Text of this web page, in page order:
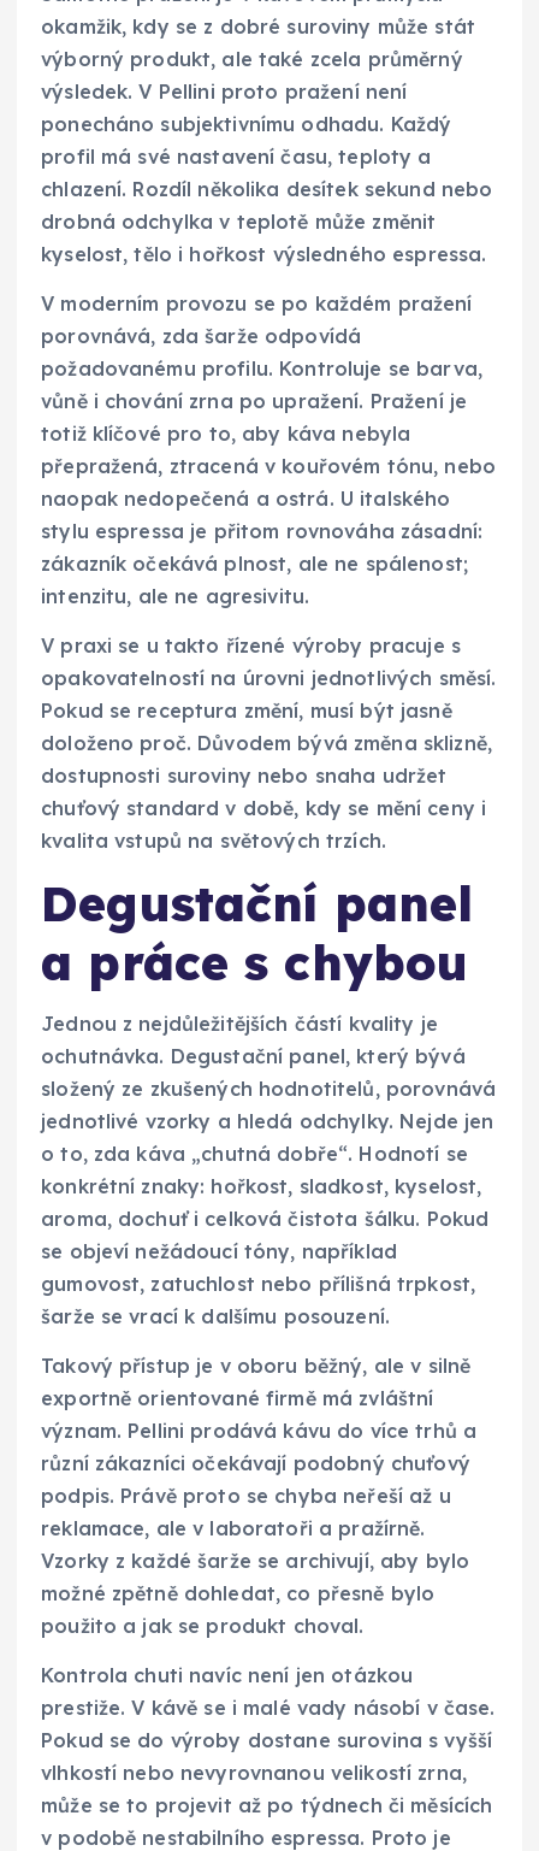
okamžik, kdy se z dobré suroviny může stát
výborný produkt, ale také zcela průměrný
výsledek. V Pellini proto pražení není
ponecháno subjektivnímu odhadu. Každý
profil má své nastavení času, teploty a
chlazení. Rozdíl několika desítek sekund nebo
drobná odchylka v teplotě může změnit
kyselost, tělo i hořkost výsledného espressa.
V moderním provozu se po každém pražení
porovnává, zda šarže odpovídá
požadovanému profilu. Kontroluje se barva,
vůně i chování zrna po upražení. Pražení je
totiž klíčové pro to, aby káva nebyla
přepražená, ztracená v kouřovém tónu, nebo
naopak nedopečená a ostrá. U italského
stylu espressa je přitom rovnováha zásadní:
zákazník očekává plnost, ale ne spálenost;
intenzitu, ale ne agresivitu.
V praxi se u takto řízené výroby pracuje s
opakovatelností na úrovni jednotlivých směsí.
Pokud se receptura změní, musí být jasně
doloženo proč. Důvodem bývá změna sklizně,
dostupnosti suroviny nebo snaha udržet
chuťový standard v době, kdy se mění ceny i
kvalita vstupů na světových trzích.
Degustační panel
a práce s chybou
Jednou z nejdůležitějších částí kvality je
ochutnávka. Degustační panel, který bývá
složený ze zkušených hodnotitelů, porovnává
jednotlivé vzorky a hledá odchylky. Nejde jen
o to, zda káva „chutná dobře“. Hodnotí se
konkrétní znaky: hořkost, sladkost, kyselost,
aroma, dochuť i celková čistota šálku. Pokud
se objeví nežádoucí tóny, například
gumovost, zatuchlost nebo přílišná trpkost,
šarže se vrací k dalšímu posouzení.
Takový přístup je v oboru běžný, ale v silně
exportně orientované firmě má zvláštní
význam. Pellini prodává kávu do více trhů a
různí zákazníci očekávají podobný chuťový
podpis. Právě proto se chyba neřeší až u
reklamace, ale v laboratoři a pražírně.
Vzorky z každé šarže se archivují, aby bylo
možné zpětně dohledat, co přesně bylo
použito a jak se produkt choval.
Kontrola chuti navíc není jen otázkou
prestiže. V kávě se i malé vady násobí v čase.
Pokud se do výroby dostane surovina s vyšší
vlhkostí nebo nevyrovnanou velikostí zrna,
může se to projevit až po týdnech či měsících
v podobě nestabilního espressa. Proto je